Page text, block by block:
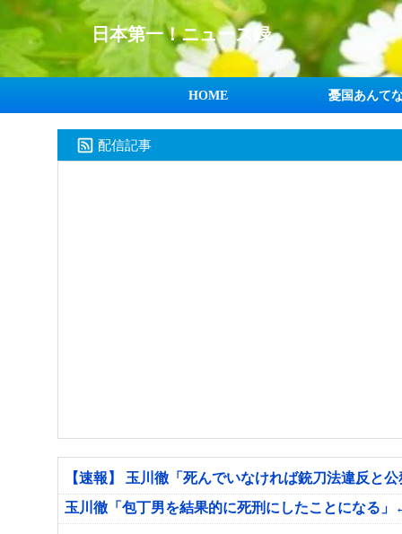
日本第一！ニュース録
HOME 憂国あんて
配信記事
【速報】 玉川徹「死んでいなければ銃刀法違反と
玉川徹「包丁男を結果的に死刑にしたことになる